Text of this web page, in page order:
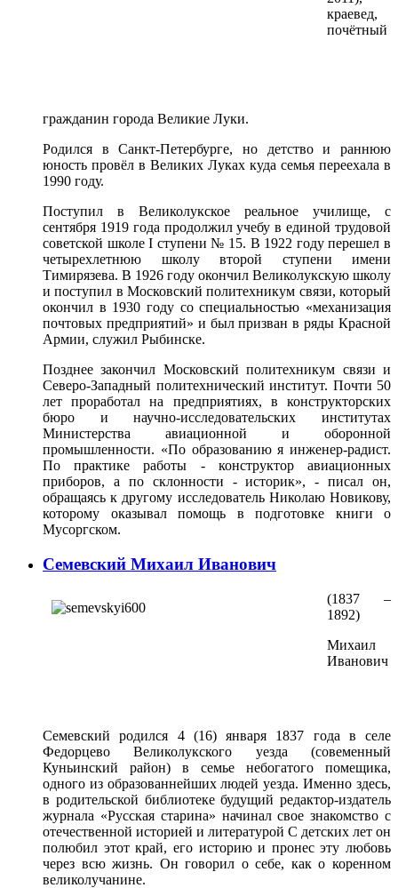
краевед,
почётный
гражданин города Великие Луки.
Родился в Санкт-Петербурге, но детство и раннюю
юность провёл в Великих Луках куда семья переехала в
1990 году.
Поступил в Великолукское реальное училище, с
сентября 1919 года продолжил учебу в единой трудовой
советской школе I ступени № 15. В 1922 году перешел в
четырехлетнюю школу второй ступени имени
Тимирязева. В 1926 году окончил Великолукскую школу
и поступил в Московский политехникум связи, который
окончил в 1930 году со специальностью «механизация
почтовых предприятий» и был призван в ряды Красной
Армии, служил Рыбинске.
Позднее закончил Московский политехникум связи и
Северо-Западный политехнический институт. Почти 50
лет проработал на предприятиях, в конструкторских
бюро и научно-исследовательских институтах
Министерства авиационной и оборонной
промышленности. «По образованию я инженер-радист.
По практике работы - конструктор авиационных
приборов, а по склонности - историк», - писал он,
обращаясь к другому исследователь Николаю Новикову,
которому оказывал помощь в подготовке книги о
Мусоргском.
Семевский Михаил Иванович
(1837 –
1892)
Михаил
Иванович
Семевский родился 4 (16) января 1837 года в селе
Федорцево Великолукского уезда (совеменный
Куньинский район) в семье небогатого помещика,
одного из образованнейших людей уезда. Именно здесь,
в родительской библиотеке будущий редактор-издатель
журнала «Русская старина» начинал свое знакомство с
отечественной историей и литературой С детских лет он
полюбил этот край, его историю и пронес эту любовь
через всю жизнь. Он говорил о себе, как о коренном
великолучанине.